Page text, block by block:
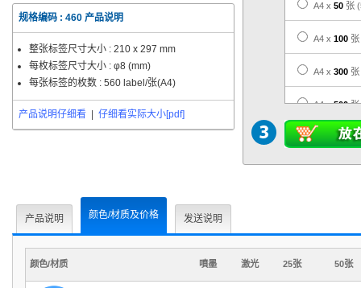
规格编码 : 460 产品说明
整张标签尺寸大小 : 210 x 297 mm
每枚标签尺寸大小 : φ8 (mm)
每张标签的枚数 : 560 label/张(A4)
产品说明仔细看 仔细看实际大小[pdf]
A4 x 50 张
A4 x 100 张
A4 x 300 张
A4 x500张
1,000
产品说明 颜色/材质及价格 发送说明
颜色/材质 噴墨 激光 25张 50张